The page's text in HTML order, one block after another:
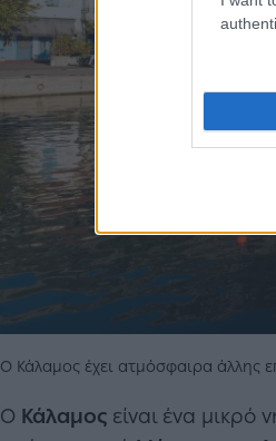
Ο Κάλαμος έχει ατμόσφαιρα άλλης
Ο Κάλαμος είναι ένα μικρό